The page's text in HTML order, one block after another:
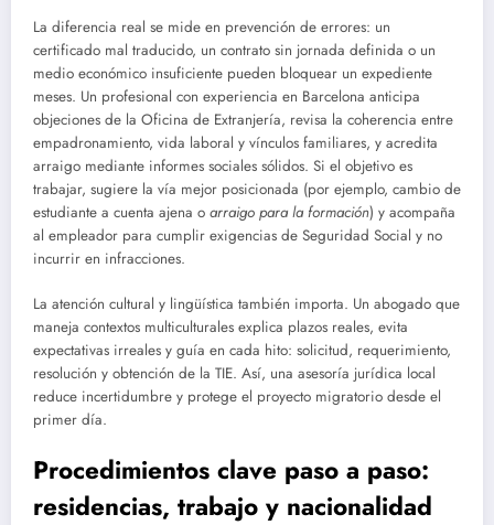
La diferencia real se mide en prevención de errores: un
certificado mal traducido, un contrato sin jornada definida o un
medio económico insuficiente pueden bloquear un expediente
meses. Un profesional con experiencia en Barcelona anticipa
objeciones de la Oficina de Extranjería, revisa la coherencia entre
empadronamiento, vida laboral y vínculos familiares, y acredita
arraigo mediante informes sociales sólidos. Si el objetivo es
trabajar, sugiere la vía mejor posicionada (por ejemplo, cambio de
estudiante a cuenta ajena o arraigo para la formación) y acompaña
al empleador para cumplir exigencias de Seguridad Social y no
incurrir en infracciones.
La atención cultural y lingüística también importa. Un abogado que
maneja contextos multiculturales explica plazos reales, evita
expectativas irreales y guía en cada hito: solicitud, requerimiento,
resolución y obtención de la TIE. Así, una asesoría jurídica local
reduce incertidumbre y protege el proyecto migratorio desde el
primer día.
Procedimientos clave paso a paso:
residencias, trabajo y nacionalidad